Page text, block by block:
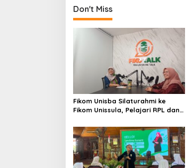
Don't Miss
Fikom Unisba Silaturahmi ke
Fikom Unissula, Pelajari RPL dan
Unggulan